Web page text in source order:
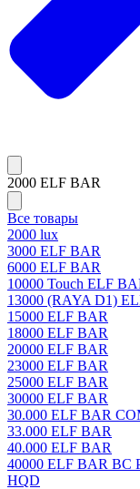
2000 ELF BAR
Все товары
2000 lux
3000 ELF BAR
6000 ELF BAR
10000 Touch ELF
13000 (RAYA D1)
15000 ELF BAR
18000 ELF BAR
20000 ELF BAR
23000 ELF BAR
25000 ELF BAR
30000 ELF BAR
30.000 ELF BAR
33.000 ELF BAR
40.000 ELF BAR
40000 ELF BAR BC
HQD